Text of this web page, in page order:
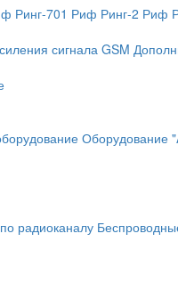
Ринг-701 Риф Ринг-2 Риф
сигнала GSM
Оборудование
радиоканалу